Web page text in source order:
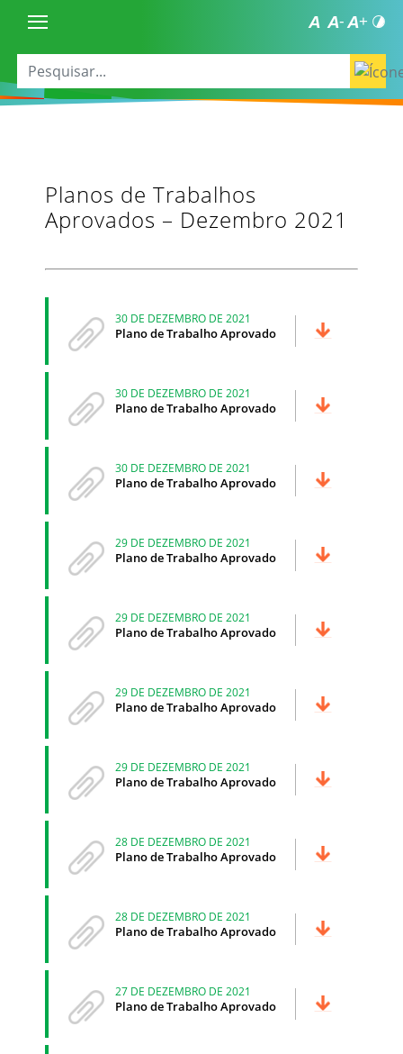
Planos de Trabalhos
Aprovados – Dezembro 2021
30 DE DEZEMBRO DE 2021
Plano de Trabalho Aprovado
30 DE DEZEMBRO DE 2021
Plano de Trabalho Aprovado
30 DE DEZEMBRO DE 2021
Plano de Trabalho Aprovado
29 DE DEZEMBRO DE 2021
Plano de Trabalho Aprovado
29 DE DEZEMBRO DE 2021
Plano de Trabalho Aprovado
29 DE DEZEMBRO DE 2021
Plano de Trabalho Aprovado
29 DE DEZEMBRO DE 2021
Plano de Trabalho Aprovado
28 DE DEZEMBRO DE 2021
Plano de Trabalho Aprovado
28 DE DEZEMBRO DE 2021
Plano de Trabalho Aprovado
27 DE DEZEMBRO DE 2021
Plano de Trabalho Aprovado